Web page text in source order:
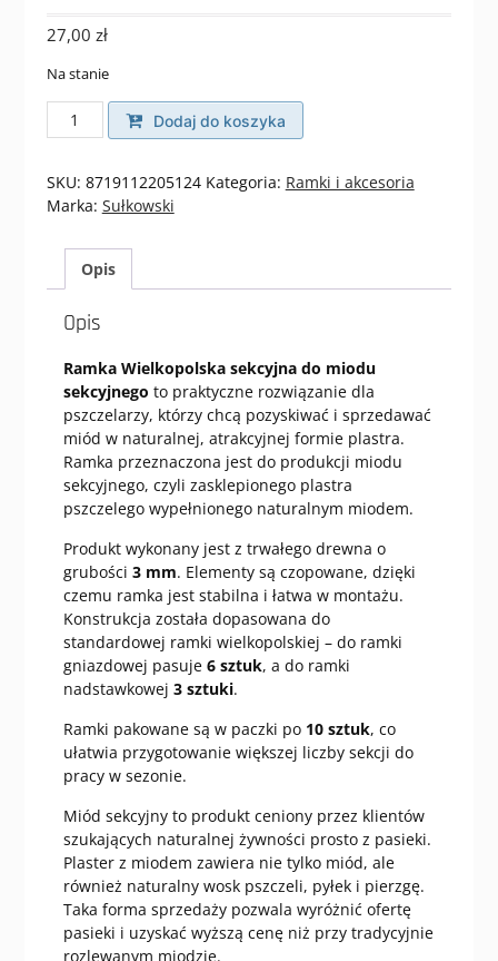
27,00 zł
Na stanie
ilość
Ramka
sekcyjna
-
szt
Dodaj do koszyka
SKU: 8719112205124 Kategoria: Ramki i akcesoria
Marka: Sułkowski
Opis
Opis
Ramka Wielkopolska sekcyjna do miodu
sekcyjnego to praktyczne rozwiązanie dla
pszczelarzy, którzy chcą pozyskiwać i sprzedawać
miód w naturalnej, atrakcyjnej formie plastra.
Ramka przeznaczona jest do produkcji miodu
sekcyjnego, czyli zasklepionego plastra
pszczelego wypełnionego naturalnym miodem.
Produkt wykonany jest z trwałego drewna o
grubości 3 mm. Elementy są czopowane, dzięki
czemu ramka jest stabilna i łatwa w montażu.
Konstrukcja została dopasowana do
standardowej ramki wielkopolskiej – do ramki
gniazdowej pasuje 6 sztuk, a do ramki
nadstawkowej 3 sztuki.
Ramki pakowane są w paczki po 10 sztuk, co
ułatwia przygotowanie większej liczby sekcji do
pracy w sezonie.
Miód sekcyjny to produkt ceniony przez klientów
szukających naturalnej żywności prosto z pasieki.
Plaster z miodem zawiera nie tylko miód, ale
również naturalny wosk pszczeli, pyłek i pierzgę.
Taka forma sprzedaży pozwala wyróżnić ofertę
pasieki i uzyskać wyższą cenę niż przy tradycyjnie
rozlewanym miodzie.